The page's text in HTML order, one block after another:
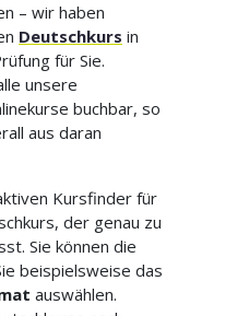
– wir haben
Deutschkurs in
für Sie.
unsere
buchbar, so
aus daran
Kursfinder für
der genau zu
Sie können die
beispielsweise das
auswählen.